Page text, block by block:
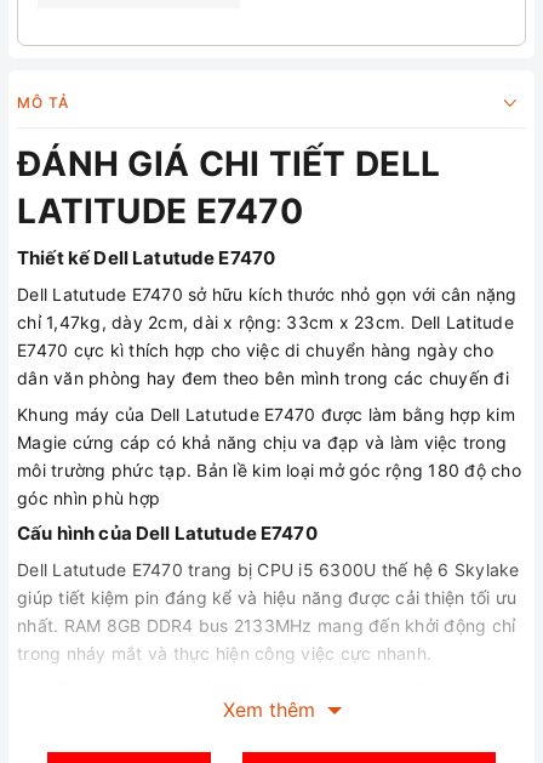
MÔ TẢ
ĐÁNH GIÁ CHI TIẾT DELL
LATITUDE E7470
Thiết kế Dell Latutude E7470
Dell Latutude E7470 sở hữu kích thước nhỏ gọn với cân nặng
chỉ 1,47kg, dày 2cm, dài x rộng: 33cm x 23cm. Dell Latitude
E7470 cực kì thích hợp cho việc di chuyển hàng ngày cho
dân văn phòng hay đem theo bên mình trong các chuyến đi
Khung máy của Dell Latutude E7470 được làm bằng hợp kim
Magie cứng cáp có khả năng chịu va đạp và làm việc trong
môi trường phức tạp. Bản lề kim loại mở góc rộng 180 độ cho
góc nhìn phù hợp
Cấu hình của Dell Latutude E7470
Dell Latutude E7470 trang bị CPU i5 6300U thế hệ 6 Skylake
giúp tiết kiệm pin đáng kể và hiệu năng được cải thiện tối ưu
nhất. RAM 8GB DDR4 bus 2133MHz mang đến khởi động chỉ
trong nháy mắt và thực hiện công việc cực nhanh.
lướt web mở nhiều tab cùng lúc hay thiết kế hoặc chơi các
Xem thêm